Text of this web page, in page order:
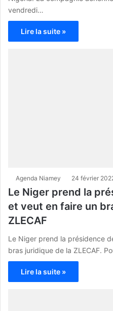
vendredi…
Lire la suite »
Agenda Niamey 24 février
Le Niger prend la
et veut en faire un
ZLECAF
Le Niger prend la présidence
bras juridique de la ZLECAF.
Lire la suite »